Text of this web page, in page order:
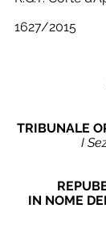
1627/2015
TRIBUNALE
I
IN NOME